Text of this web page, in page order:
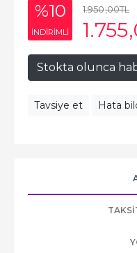
%10
INDIRIMLI
1.950,00TL
1.755
Stokta olunca
Tavsiye et Hata